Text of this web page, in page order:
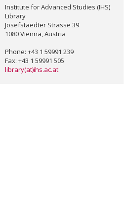
Institute for Advanced Studies (IHS)
Library
Josefstaedter Strasse 39
1080 Vienna, Austria
Phone: +43 1 59991 239
Fax: +43 1 59991 505
library(at)ihs.ac.at